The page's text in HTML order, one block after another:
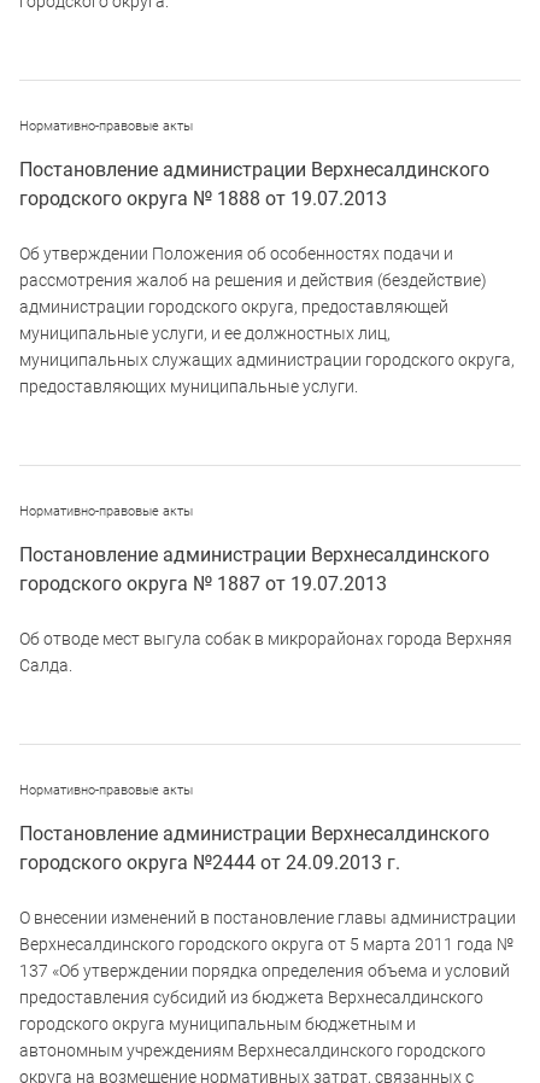
Нормативно-правовые акты
Постановление администрации Верхнесалдинского
городского округа № 1888 от 19.07.2013
Об утверждении Положения об особенностях подачи и
рассмотрения жалоб на решения и действия (бездействие)
администрации городского округа, предоставляющей
муниципальные услуги, и ее должностных лиц,
муниципальных служащих администрации городского округа,
предоставляющих муниципальные услуги.
Нормативно-правовые акты
Постановление администрации Верхнесалдинского
городского округа № 1887 от 19.07.2013
Об отводе мест выгула собак в микрорайонах города Верхняя
Салда.
Нормативно-правовые акты
Постановление администрации Верхнесалдинского
городского округа №2444 от 24.09.2013 г.
О внесении изменений в постановление главы администрации
Верхнесалдинского городского округа от 5 марта 2011 года №
137 «Об утверждении порядка определения объема и условий
предоставления субсидий из бюджета Верхнесалдинского
городского округа муниципальным бюджетным и
автономным учреждениям Верхнесалдинского городского
округа на возмещение нормативных затрат, связанных с